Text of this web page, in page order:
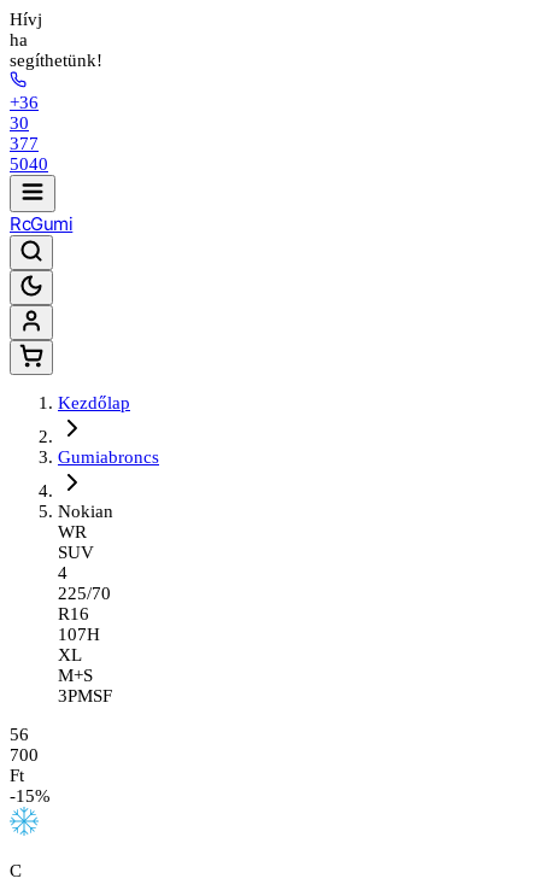
Hívj
ha
segíthetünk!
+36
30
377
5040
RcGumi
Kezdőlap
Gumiabroncs
Nokian
WR
SUV
4
225/70
R16
107H
XL
M+S
3PMSF
56
700
Ft
-15%
C